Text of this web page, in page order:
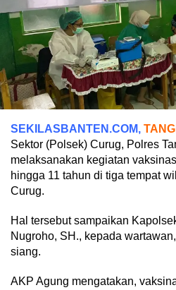
SEKILASBANTEN.COM,
Sektor (Polsek) Curug, Polres
melaksanakan kegiatan
hingga 11 tahun di tiga tempat
Curug.
Hal tersebut sampaikan
Nugroho, SH., kepada
siang.
AKP Agung mengatakan,